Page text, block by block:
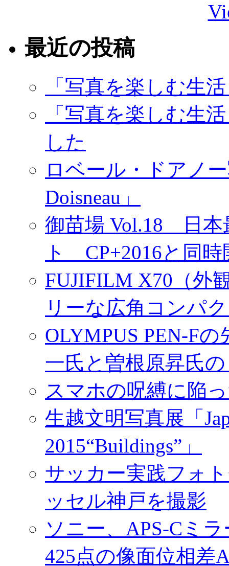
最近の投稿
「写真を楽しむ生
「写真を楽しむ生
した
ロベール・ドアノ
Doisneau」
御苗場 Vol.18 日本
ト CP+2016と同時
FUJIFILM X70（外
リーな広角コンパ
OLYMPUS PEN-F
一氏と曽根原昇氏
スマホの呪縛に陥
生越文明写真展「
2015“Buildings”」
サッカー実践フォ
ッセル神戸を撮影
ソニー、APS-Cミ
425点の像面位相